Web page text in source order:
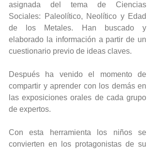
asignada del tema de Ciencias
Sociales: Paleolítico, Neolítico y Edad
de los Metales. Han buscado y
elaborado la información a partir de un
cuestionario previo de ideas claves.
Después ha venido el momento de
compartir y aprender con los demás en
las exposiciones orales de cada grupo
de expertos.
Con esta herramienta los niños se
convierten en los protagonistas de su